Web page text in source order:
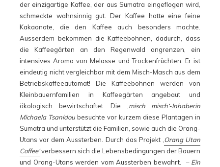
der einzigartige Kaffee, der aus Sumatra eingeflogen wird,
schmeckte wahnsinnig gut. Der Kaffee hatte eine feine
Kakaonote, die den Kaffee auch besonders machte.
Ausserdem bekommen die Kaffeebohnen, dadurch, dass
die Kaffeegärten an den Regenwald angrenzen, ein
intensives Aroma von Melasse und Trockenfrüchten. Er ist
eindeutig nicht vergleichbar mit dem Misch-Masch aus dem
Betriebskaffeeautomat! Die Kaffeebohnen werden von
Kleinbauernfamilien in Kaffeegärten angebaut und
ökologisch bewirtschaftet. Die ‚ misch misch‘-Inhaberin
Michaela Tsanidou besuchte vor kurzem diese Plantagen in
Sumatra und unterstützt die Familien, sowie auch die Orang-
Utans vor dem Aussterben. Durch das Projekt ‚ Orang Utan
Coffee‘verbessern sich die Lebensbedingungen der Bauern
und Orang-Utans werden vom Aussterben bewahrt. – Ein